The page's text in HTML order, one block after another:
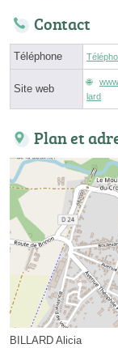
Contact
Téléphone
Site web
lard
Plan et
BILLARD Alicia